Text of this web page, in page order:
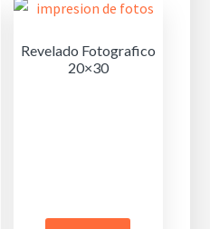
Revelado Fotografico
20×30